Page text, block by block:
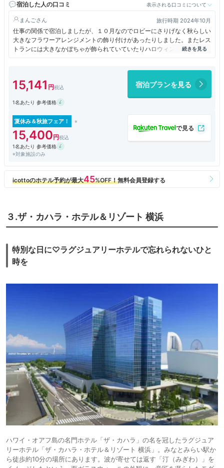
宿泊した人の口コミ
表示される口コミについて
まんご 旅行時期 2024年10月
仕事の関係で宿泊しましたが、１０月なのでロビーにさりげなく秋らしい
大きなフラワーアレンジメントの飾り付けがあったりしました。またレス
トランには大きなかぼちゃが飾られていていたりハロウィンらしさがあり
ました。ビジネスの関係で、インターコンチネンタル ボールルームで食
が残念だった。フロントなどの対応は丁寧で別途メールで問い合わせした
ときもとても対応が丁寧だった。
15,141 宿泊プランを見る
1名あたり 参考価格
夏休み＆秋旅フェア！
15,400
1名あたり 参考価格
※対象施設のみ
３.ザ・カハラ・ホテル＆リゾート 横浜
特別な日に♡ラグジュアリーホテルで忘れられないひと
時を
ハワイ・オアフ島の名門ホテル「ザ・カハラ」の名を冠したラグジュア
リーホテル「ザ・カハラ・ホテル＆リゾート 横浜」。みなとみらい駅か
ら徒歩約10分の場所にあります。波が寄せては返す「汀（みぎわ）」を